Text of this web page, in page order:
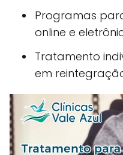
Programas
online e
Tratamento
em